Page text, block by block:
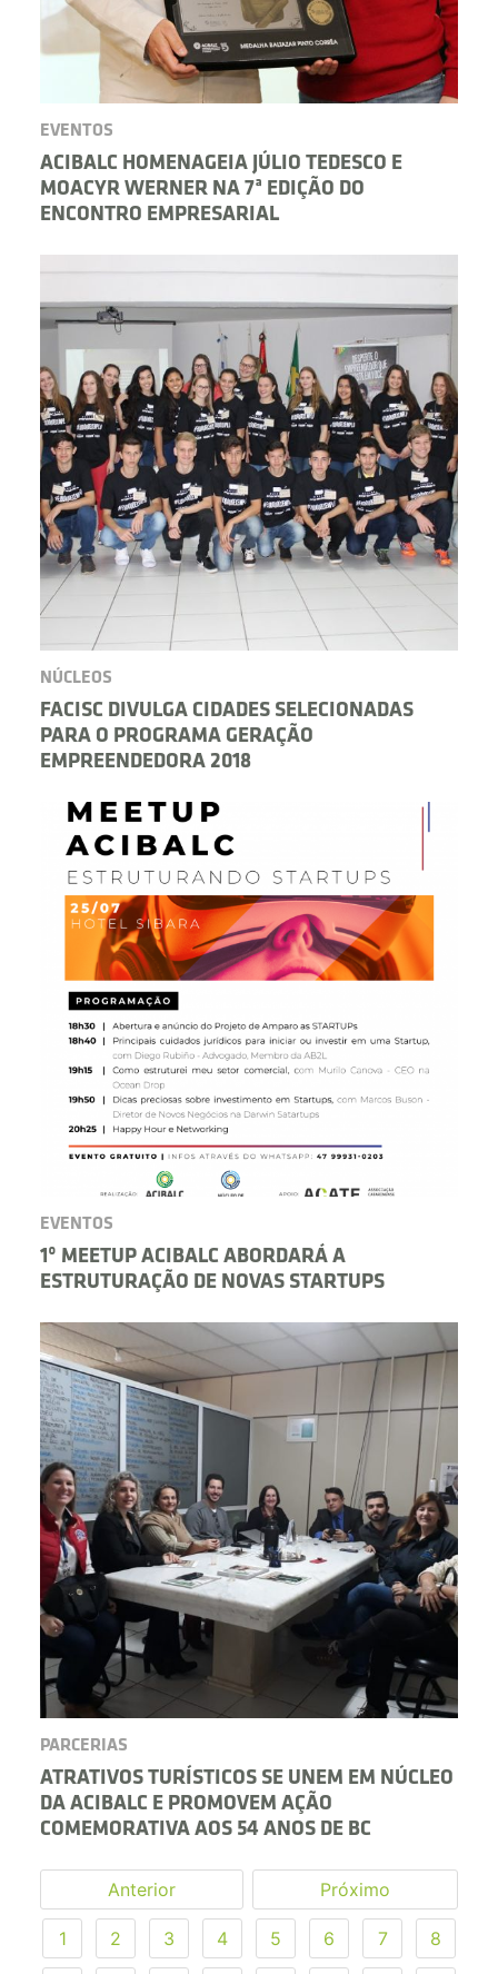
EVENTOS
ACIBALC HOMENAGEIA JÚLIO TEDESCO E
MOACYR WERNER NA 7ª EDIÇÃO DO
ENCONTRO EMPRESARIAL
NÚCLEOS
FACISC DIVULGA CIDADES SELECIONADAS
PARA O PROGRAMA GERAÇÃO
EMPREENDEDORA 2018
EVENTOS
1º MEETUP ACIBALC ABORDARÁ A
ESTRUTURAÇÃO DE NOVAS STARTUPS
PARCERIAS
ATRATIVOS TURÍSTICOS SE UNEM EM NÚCLEO
DA ACIBALC E PROMOVEM AÇÃO
COMEMORATIVA AOS 54 ANOS DE BC
Anterior Próximo
1 2 3 4 5 6 7 8